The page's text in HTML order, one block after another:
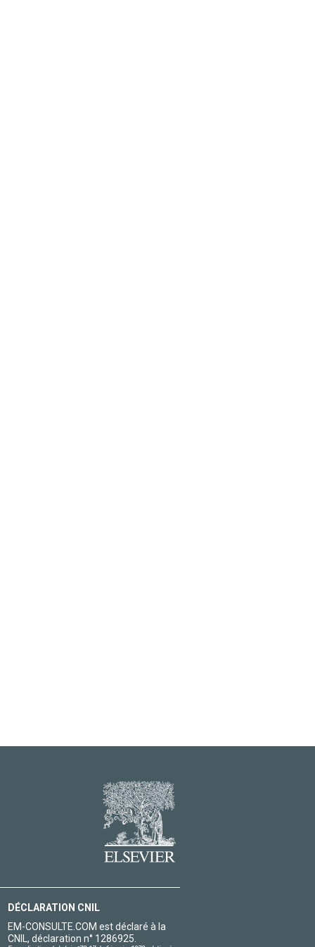
DÉCLARATION CNIL
EM-CONSULTE.COM est déclaré à la
CNIL, déclaration n° 1286925.